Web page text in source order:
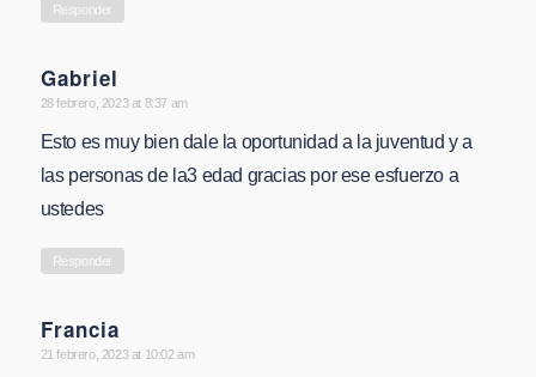
Responder
Gabriel
says:
28 febrero, 2023 at 8:37 am
Esto es muy bien dale la oportunidad a la juventud y a
las personas de la3 edad gracias por ese esfuerzo a
ustedes
Responder
Francia
says:
21 febrero, 2023 at 10:02 am